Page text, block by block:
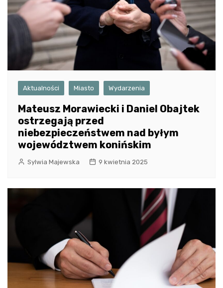
Aktualności Miasto Wydarzenia
Mateusz Morawiecki i Daniel Obajtek
ostrzegają przed
niebezpieczeństwem nad byłym
województwem konińskim
Sylwia Majewska 9 kwietnia 2025